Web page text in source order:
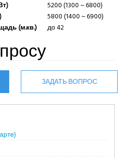
5200 (1300 ~ 6800)
5800 (1400 ~ 6900)
(м.кв.)
до 42
ЗАДАТЬ ВОПРОС